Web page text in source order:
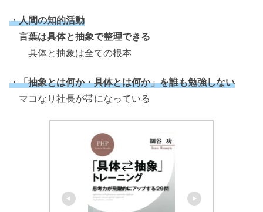
・人間の知的活動
言葉は具体と抽象で整理できる
具体と抽象は全ての根本
・「抽象とは何か・具体とは何か」を誰も勉強しない
マコなり社長が帯になっている